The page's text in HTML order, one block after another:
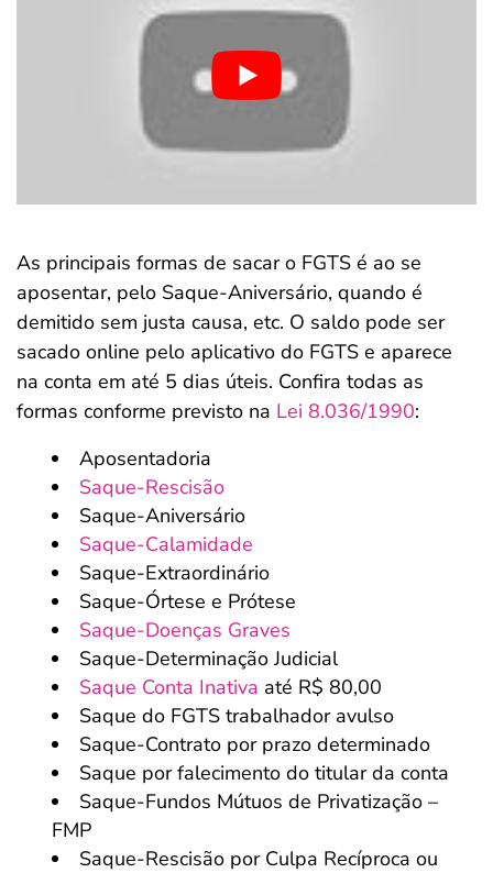
As principais formas de sacar o FGTS é ao se
aposentar, pelo Saque-Aniversário, quando é
demitido sem justa causa, etc. O saldo pode ser
sacado online pelo aplicativo do FGTS e aparece
na conta em até 5 dias úteis. Confira todas as
formas conforme previsto na Lei 8.036/1990:
Aposentadoria
Saque-Rescisão
Saque-Aniversário
Saque-Calamidade
Saque-Extraordinário
Saque-Órtese e Prótese
Saque-Doenças Graves
Saque-Determinação Judicial
Saque Conta Inativa até R$ 80,00
Saque do FGTS trabalhador avulso
Saque-Contrato por prazo determinado
Saque por falecimento do titular da conta
Saque-Fundos Mútuos de Privatização –
FMP
Saque-Rescisão por Culpa Recíproca ou